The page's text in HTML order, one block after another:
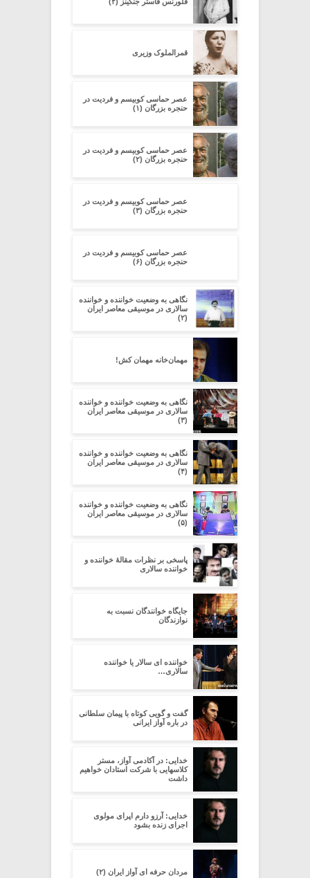
قمرالملوک وزیری
عصر حماسی کوبیسم و فردیت در
حنجره بزرگان (۱)
عصر حماسی کوبیسم و فردیت در
حنجره بزرگان (۲)
عصر حماسی کوبیسم و فردیت در
حنجره بزرگان (۳)
عصر حماسی کوبیسم و فردیت در
حنجره بزرگان (۶)
نگاهی به وضعیت خواننده و خواننده
سالاری در موسیقی معاصر ایران
(۲)
مهمان‌خانه مهمان کش!
نگاهی به وضعیت خواننده و خواننده
سالاری در موسیقی معاصر ایران
(۳)
نگاهی به وضعیت خواننده و خواننده
سالاری در موسیقی معاصر ایران
(۴)
نگاهی به وضعیت خواننده و خواننده
سالاری در موسیقی معاصر ایران
(۵)
پاسخی بر نظرات مقالۀ خواننده و
خواننده سالاری
جایگاه خوانندگان نسبت به
نوازندگان
خواننده ای سالار یا خواننده
سالاری…
گفت و گویی کوتاه با پیمان سلطانی
در باره آواز ایرانی
خدایی: در آکادمی آواز، مستر
کلاسهایی با شرکت استادان خواهیم
داشت
خدایی: آرزو دارم اپرای مولوی
اجرای زنده بشود
مردان حرفه ای آواز ایران (۲)